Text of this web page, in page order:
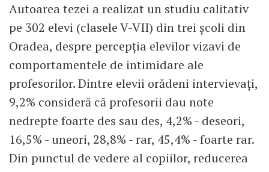
Autoarea tezei a realizat un studiu calitativ
pe 302 elevi (clasele V-VII) din trei școli din
Oradea, despre percepția elevilor vizavi de
comportamentele de intimidare ale
profesorilor. Dintre elevii orădeni intervievați,
9,2% consideră că profesorii dau note
nedrepte foarte des sau des, 4,2% - deseori,
16,5% - uneori, 28,8% - rar, 45,4% - foarte rar.
Din punctul de vedere al copiilor, reducerea